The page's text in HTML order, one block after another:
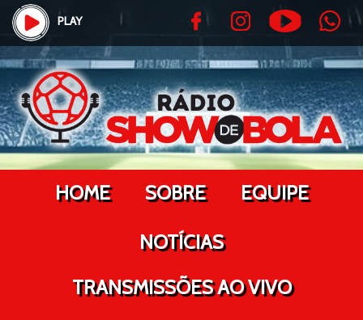
PLAY
HOME SOBRE EQUIPE
NOTÍCIAS
TRANSMISSÕES AO VIVO